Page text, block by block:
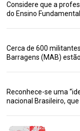
Considere que a
do Ensino
Cerca de 600
Barragens (MAB)
Reconhece-se uma
nacional Brasileiro,